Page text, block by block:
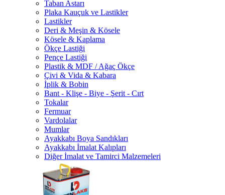
Taban Astarı
Plaka Kauçuk ve Lastikler
Lastikler
Deri & Meşin & Kösele
Kösele & Kaplama
Ökçe Lastiği
Pençe Lastiği
Plastik & MDF / Ağaç Ökçe
Çivi & Vida & Kabara
İplik & Bobin
Bant - Klişe - Biye - Şerit - Cırt
Tokalar
Fermuar
Vardolalar
Mumlar
Ayakkabı Boya Sandıkları
Ayakkabı İmalat Kalıpları
Diğer İmalat ve Tamirci Malzemeleri